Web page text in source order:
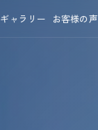
ギャラリー お客様の声